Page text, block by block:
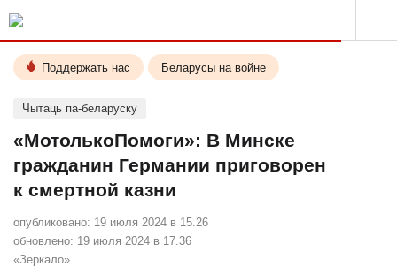
Поддержать нас Беларусы на войне
Чытаць па-беларуску
«МотолькоПомоги»: В Минске
гражданин Германии приговорен
к смертной казни
опубликовано: 19 июля 2024 в 15.26
обновлено: 19 июля 2024 в 17.36
«Зеркало»